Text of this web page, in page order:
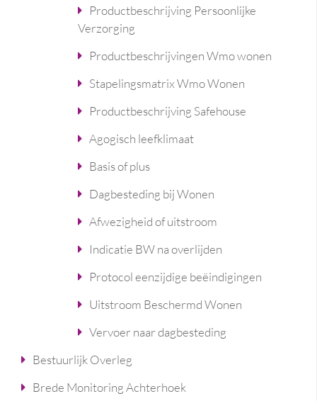
Productbeschrijving Persoonlijke
Verzorging
Productbeschrijvingen Wmo wonen
Stapelingsmatrix Wmo Wonen
Productbeschrijving Safehouse
Agogisch leefklimaat
Basis of plus
Dagbesteding bij Wonen
Afwezigheid of uitstroom
Indicatie BW na overlijden
Protocol eenzijdige beëindigingen
Uitstroom Beschermd Wonen
Vervoer naar dagbesteding
Bestuurlijk Overleg
Brede Monitoring Achterhoek